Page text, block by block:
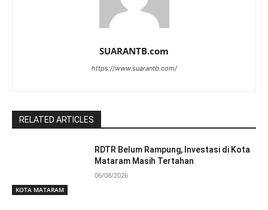
SUARANTB.com
https://www.suarantb.com/
RELATED ARTICLES
KOTA MATARAM
RDTR Belum Rampung, Investasi di Kota
Mataram Masih Tertahan
06/08/2026